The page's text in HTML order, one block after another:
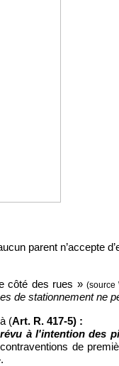
parent n’accepte
côté des rues » (source
de stationnement ne
(Art. R. 417-5) :
à l'intention des
de